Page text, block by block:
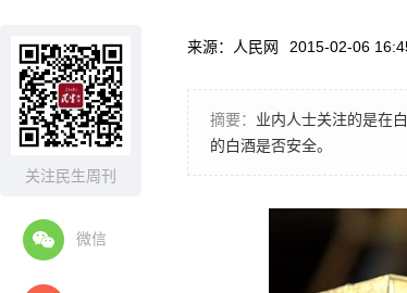
关注民生周刊
微信
来源：人民网 2015-02-06
摘要： 业内人士关注的是在
的白酒是否安全。